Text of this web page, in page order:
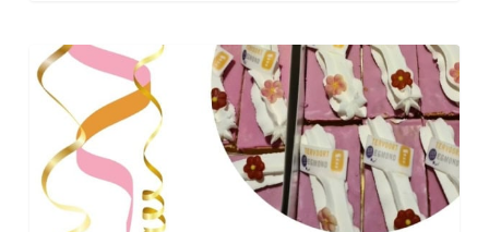
Tervoort
viert
jarig
bestaan